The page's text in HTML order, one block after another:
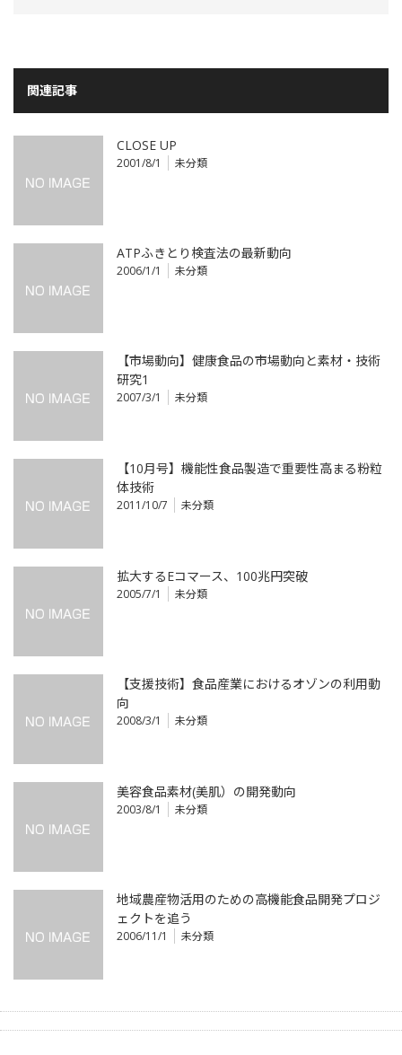
関連記事
CLOSE UP
2001/8/1 未分類
ATPふきとり検査法の最新動向
2006/1/1 未分類
【市場動向】健康食品の市場動向と素材・技術
研究1
2007/3/1 未分類
【10月号】機能性食品製造で重要性高まる粉粒
体技術
2011/10/7 未分類
拡大するEコマース、100兆円突破
2005/7/1 未分類
【支援技術】食品産業におけるオゾンの利用動
向
2008/3/1 未分類
美容食品素材(美肌）の開発動向
2003/8/1 未分類
地域農産物活用のための高機能食品開発プロジ
ェクトを追う
2006/11/1 未分類